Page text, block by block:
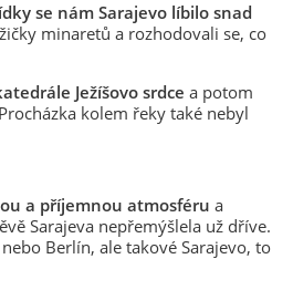
se nám Sarajevo líbilo snad
minaretů a rozhodovali se, co
Ježíšovo srdce a potom
kolem řeky také nebyl
a příjemnou atmosféru a
Sarajeva nepřemýšlela už dříve.
Berlín, ale takové Sarajevo, to